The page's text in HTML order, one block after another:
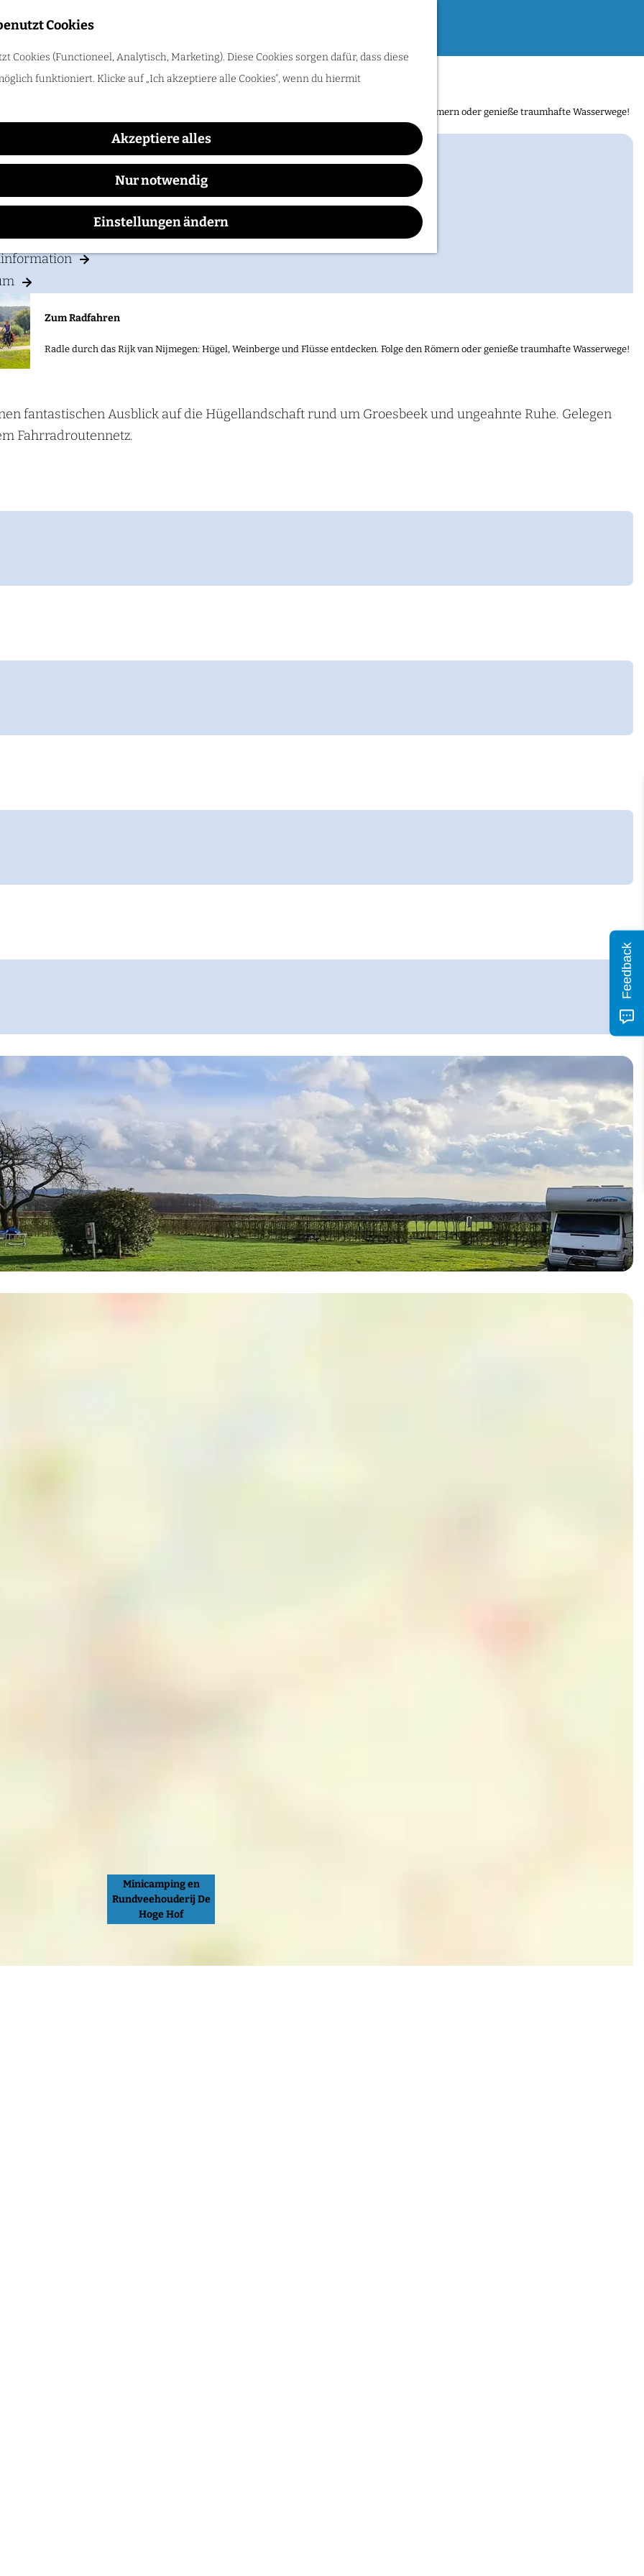
Cookies
Cookies (Functioneel, Analytisch, Marketing). Diese Cookies sorgen dafür, dass diese
funktioniert. Klicke auf „Ich akzeptiere alle Cookies“, wenn du hiermit
Akzeptiere alles
Nur notwendig
Einstellungen ändern
Zum Radfahren
Radle durch das Rijk van Nijmegen: Hügel, Weinberge und Flüsse entdecken. Folge den Römern oder genieße traumhafte Wasserwege!
Parken
Zum Radfahren
Radle durch das Rijk van Nijmegen: Hügel, Weinberge und Flüsse entdecken. Folge den Römern oder genieße traumhafte Wasserwege!
en Rundveehouderij De Hoge Hof
fantastischen Ausblick auf die Hügellandschaft rund um Groesbeek und ungeahnte Ruhe. Gelegen
Fahrradroutennetz.
Minicamping en
Rundveehouderij De
Hoge Hof
Feedback